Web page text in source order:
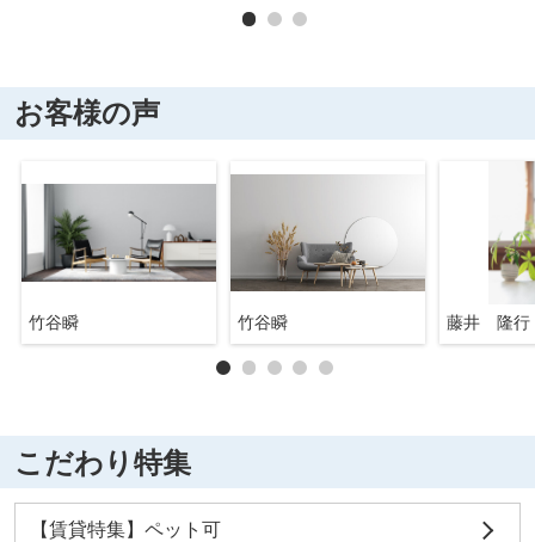
お客様の声
竹谷瞬 竹谷瞬 藤井 隆行
こだわり特集
【賃貸特集】ペット可